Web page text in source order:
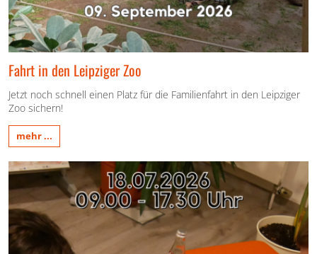
Fahrt in den Leipziger Zoo
Jetzt noch schnell einen Platz für die Familienfahrt in den Leipziger
Zoo sichern!
mehr ...